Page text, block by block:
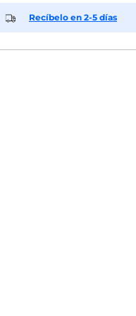
Recíbelo en 2-5 días